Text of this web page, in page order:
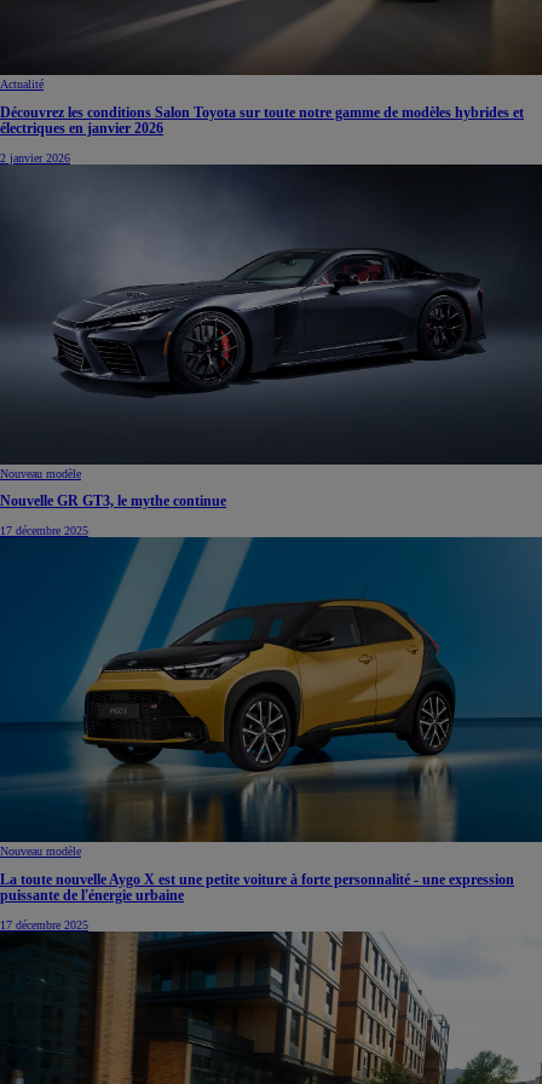
Actualité
Découvrez les conditions Salon Toyota sur toute notre gamme de modèles hybrides et
électriques en janvier 2026
2 janvier 2026
Nouveau modèle
Nouvelle GR GT3, le mythe continue
17 décembre 2025
Nouveau modèle
La toute nouvelle Aygo X est une petite voiture à forte personnalité - une expression
puissante de l'énergie urbaine
17 décembre 2025